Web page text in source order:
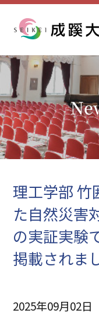
理工学部 竹
た自然災害
の実証実験
掲載されま
2025年09月02日